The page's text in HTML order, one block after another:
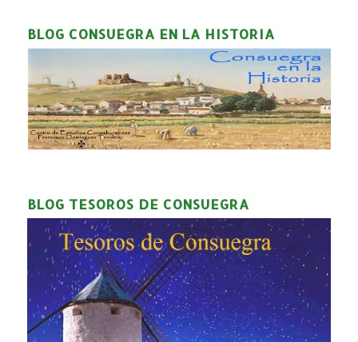
BLOG CONSUEGRA EN LA HISTORIA
BLOG TESOROS DE CONSUEGRA